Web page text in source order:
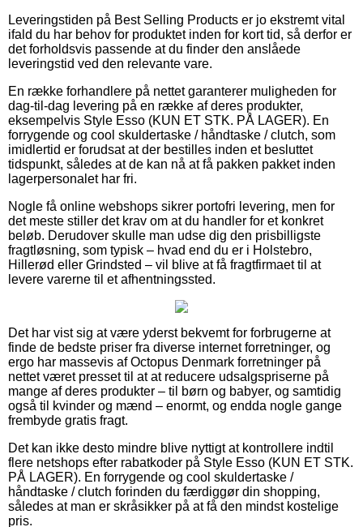
Leveringstiden på Best Selling Products er jo ekstremt vital
ifald du har behov for produktet inden for kort tid, så derfor er
det forholdsvis passende at du finder den anslåede
leveringstid ved den relevante vare.
En række forhandlere på nettet garanterer muligheden for
dag-til-dag levering på en række af deres produkter,
eksempelvis Style Esso (KUN ET STK. PÅ LAGER). En
forrygende og cool skuldertaske / håndtaske / clutch, som
imidlertid er forudsat at der bestilles inden et besluttet
tidspunkt, således at de kan nå at få pakken pakket inden
lagerpersonalet har fri.
Nogle få online webshops sikrer portofri levering, men for
det meste stiller det krav om at du handler for et konkret
beløb. Derudover skulle man udse dig den prisbilligste
fragtløsning, som typisk – hvad end du er i Holstebro,
Hillerød eller Grindsted – vil blive at få fragtfirmaet til at
levere varerne til et afhentningssted.
Det har vist sig at være yderst bekvemt for forbrugerne at
finde de bedste priser fra diverse internet forretninger, og
ergo har massevis af Octopus Denmark forretninger på
nettet været presset til at at reducere udsalgspriserne på
mange af deres produkter – til børn og babyer, og samtidig
også til kvinder og mænd – enormt, og endda nogle gange
frembyde gratis fragt.
Det kan ikke desto mindre blive nyttigt at kontrollere indtil
flere netshops efter rabatkoder på Style Esso (KUN ET STK.
PÅ LAGER). En forrygende og cool skuldertaske /
håndtaske / clutch forinden du færdiggør din shopping,
således at man er skråsikker på at få den mindst kostelige
pris.